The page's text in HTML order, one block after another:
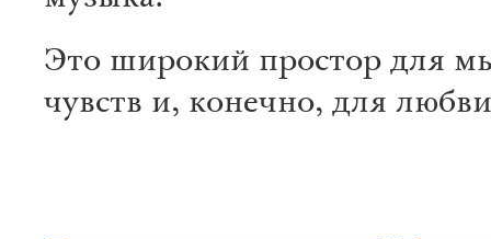
Это широкий простор для
чувств и, конечно, для